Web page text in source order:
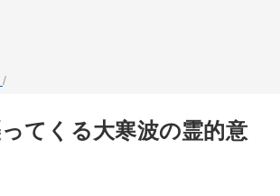
/
てくる大寒波の霊的意